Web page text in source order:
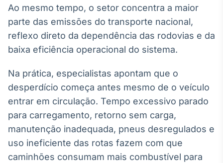
Broadcast
Curadoria
conteúdos
noticiosos
Soluções de
Tecnologia
Broadcast
Radar
Monitoramento
inteligente de
notícias e
Ao mesmo tempo, o setor concentra a maior
parte das emissões do transporte nacional,
reflexo direto da dependência das rodovias e da
baixa eficiência operacional do sistema.
Na prática, especialistas apontam que o
desperdício começa antes mesmo de o veículo
entrar em circulação. Tempo excessivo parado
para carregamento, retorno sem carga,
manutenção inadequada, pneus desregulados e
uso ineficiente das rotas fazem com que
caminhões consumam mais combustível para